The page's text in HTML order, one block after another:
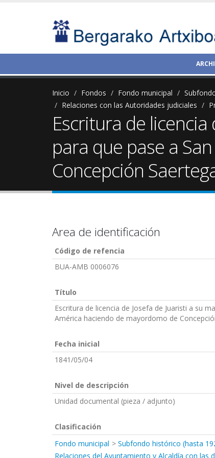
Inicio Fondos Fondo municipal
Relaciones con las Autoridades judiciales
Escritura de licencia
para que pase a
Concepción
Area de identificación
Código de refencia
BUA-AMB 0006076
Título
Escritura de licencia de Josefa de Juaristi a su
América haciendo de mayordomo de
Fecha inicial
1841/05/04
Nivel de descripción
Unidad documental (pieza / adjunto)
Clasificación
Fondo municipal
Subfondo histórico (hasta
Relaciones del Ayuntamiento y Alcaldía con las